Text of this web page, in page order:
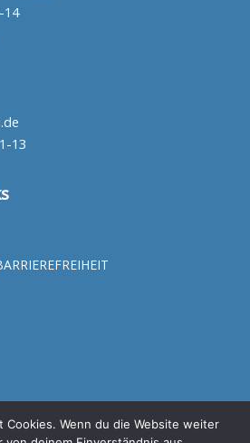
14
13
Cookies. Wenn du die Website weiter